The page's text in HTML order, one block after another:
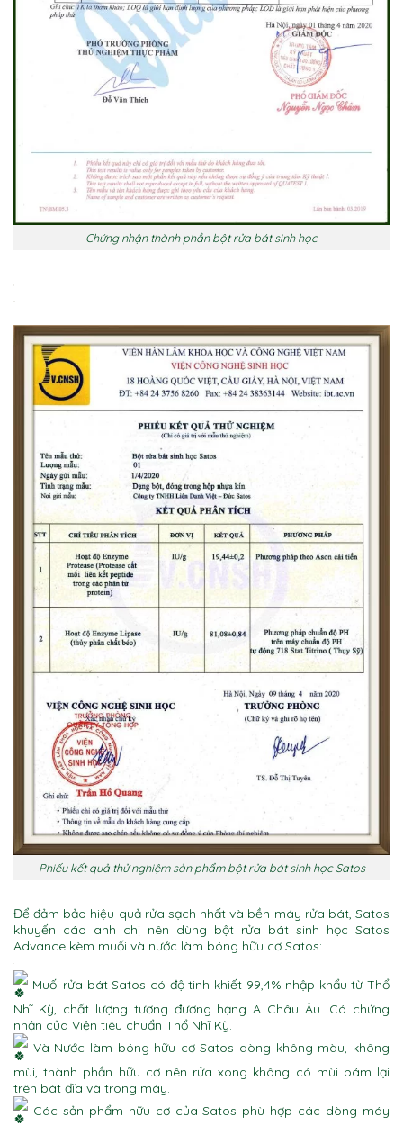
Chứng nhận thành phần bột rửa bát sinh học
Phiếu kết quả thử nghiệm sản phẩm bột rửa bát sinh học Satos
Để đảm bảo hiệu quả rửa sạch nhất và bền máy rửa bát, Satos
khuyến cáo anh chị nên dùng bột rửa bát sinh học Satos
Advance kèm muối và nước làm bóng hữu cơ Satos:
Muối rửa bát Satos có độ tinh khiết 99,4% nhập khẩu từ Thổ
Nhĩ Kỳ, chất lượng tương đương hạng A Châu Âu. Có chứng
nhận của Viện tiêu chuẩn Thổ Nhĩ Kỳ.
Và Nước làm bóng hữu cơ Satos dòng không màu, không
mùi, thành phần hữu cơ nên rửa xong không có mùi bám lại
trên bát đĩa và trong máy.
Các sản phẩm hữu cơ của Satos phù hợp các dòng máy